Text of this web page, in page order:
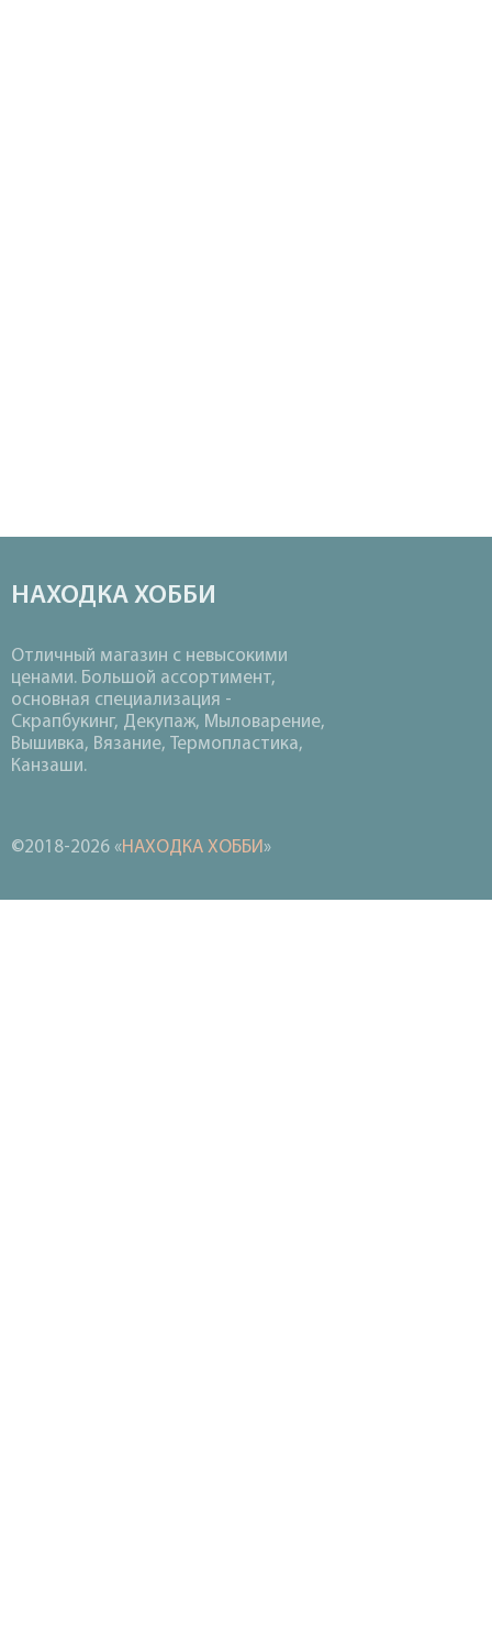
НАХОДКА ХОББИ
Отличный магазин с невысокими
ценами. Большой ассортимент,
основная специализация -
Скрапбукинг, Декупаж, Мыловарение,
Вышивка, Вязание, Термопластика,
Канзаши.
©2018-2026 «НАХОДКА ХОББИ»